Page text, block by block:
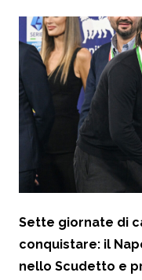
Sette giornate di
conquistare: il
nello Scudetto e